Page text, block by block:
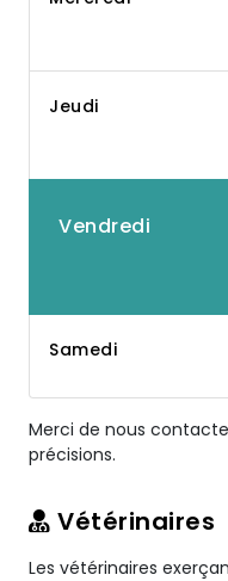
Jeudi
Vendredi
Samedi
Merci de nous
précisions.
Vétérinaires
Les vétérinaires